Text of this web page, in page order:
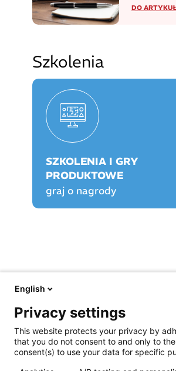
DO
Szkolenia
SZKOLENIA I GRY
PRODUKTOWE
graj o nagrody
O nas
Aktualności
Prawo
Opieka farmaceutyczna
Prowadzenie apteki
English
Privacy settings
This website protects your privacy by
that you do not consent to and only to
consent(s) to use your data for specific